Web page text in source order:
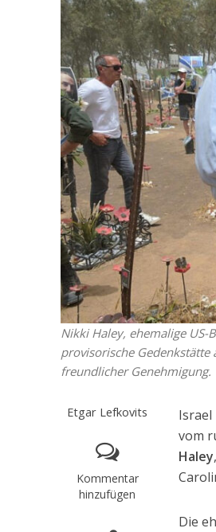
Nikki Haley, ehemalige
provisorische Gedenkstätte
freundlicher Genehmigung.
Etgar Lefkovits
Kommentar
hinzufügen
Israel
vom
Haley
Die